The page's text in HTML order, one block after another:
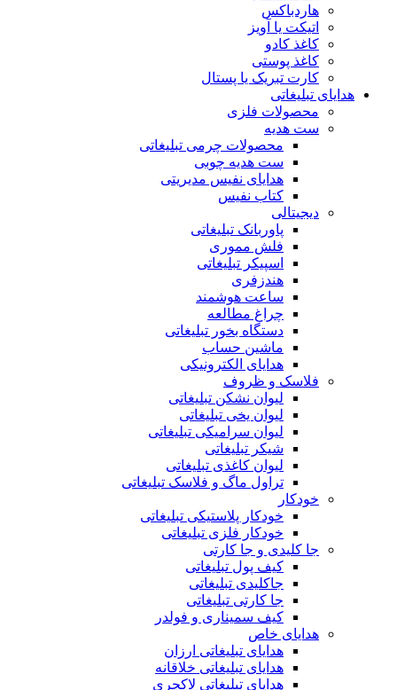
هاردباکس
اتیکت یا آویز
کاغذ کادو
کاغذ پوستی
کارت تبریک یا پستال
هدایای تبلیغاتی
محصولات فلزی
ست هدیه
محصولات چرمی تبلیغاتی
ست هدیه چوبی
هدایای نفیس مدیریتی
کتاب نفیس
دیجیتالی
پاوربانک تبلیغاتی
فلش مموری
اسپیکر تبلیغاتی
هندزفری
ساعت هوشمند
چراغ مطالعه
دستگاه بخور تبلیغاتی
ماشین حساب
هدایای الکترونیکی
فلاسک و ظروف
لیوان نشکن تبلیغاتی
لیوان یخی تبلیغاتی
لیوان سرامیکی تبلیغاتی
شیکر تبلیغاتی
لیوان کاغذی تبلیغاتی
تراول ماگ و فلاسک تبلیغاتی
خودکار
خودکار پلاستیکی تبلیغاتی
خودکار فلزی تبلیغاتی
جا کلیدی و جا کارتی
کیف پول تبلیغاتی
جاکلیدی تبلیغاتی
جا کارتی تبلیغاتی
کیف سمیناری و فولدر
هدایای خاص
هدایای تبلیغاتی ارزان
هدایای تبلیغاتی خلاقانه
هدایای تبلیغاتی لاکچری